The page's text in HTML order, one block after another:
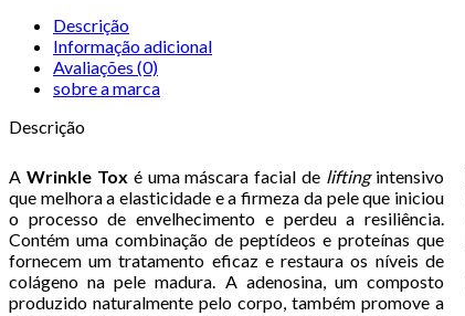
Descrição
Informação adicional
Avaliações (0)
sobre a marca
Descrição
A Wrinkle Tox é uma máscara facial de liftingintensivo
que melhora a elasticidade e a firmeza da pele que iniciou
o processo de envelhecimento e perdeu a resiliência.
Contém uma combinação de peptídeos e proteínas que
fornecem um tratamento eficaz e restaura os níveis de
colágeno na pele madura. A adenosina, um composto
produzido naturalmente pelo corpo, também promove a